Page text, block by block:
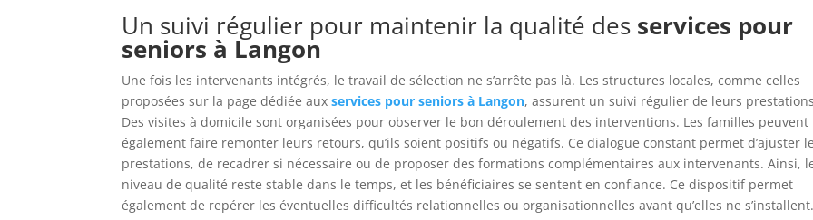
Un suivi régulier pour maintenir la qualité des services pour
seniors à Langon
Une fois les intervenants intégrés, le travail de sélection ne s’arrête pas là. Les structures locales, comme celles
proposées sur la page dédiée auxservices pour seniors à Langon, assurent un suivi régulier de leurs
Des visites à domicile sont organisées pour observer le bon déroulement des interventions. Les familles peuvent
également faire remonter leurs retours, qu’ils soient positifs ou négatifs. Ce dialogue constant permet d’ajuster
prestations, de recadrer si nécessaire ou de proposer des formations complémentaires aux intervenants. Ainsi,
niveau de qualité reste stable dans le temps, et les bénéficiaires se sentent en confiance. Ce dispositif permet
également de repérer les éventuelles difficultés relationnelles ou organisationnelles avant qu’elles ne s’installent.